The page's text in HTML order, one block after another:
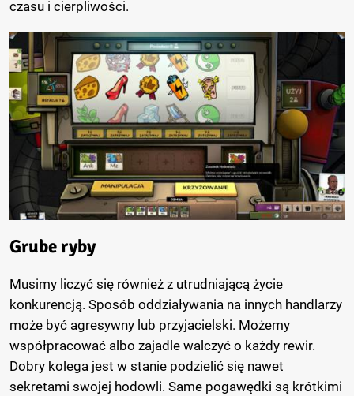
czasu i cierpliwości.
Grube ryby
Musimy liczyć się również z utrudniającą życie
konkurencją. Sposób oddziaływania na innych handlarzy
może być agresywny lub przyjacielski. Możemy
współpracować albo zajadle walczyć o każdy rewir.
Dobry kolega jest w stanie podzielić się nawet
sekretami swojej hodowli. Same pogawędki są krótkimi